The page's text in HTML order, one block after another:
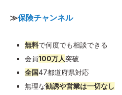
≫保険チャンネル
無料で何度でも相談できる
会員100万人突破
全国47都道府県対応
無理な勧誘や営業は一切なし